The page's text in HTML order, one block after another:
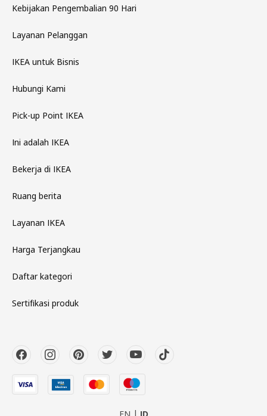
Kebijakan Pengembalian 90 Hari
Layanan Pelanggan
IKEA untuk Bisnis
Hubungi Kami
Pick-up Point IKEA
Ini adalah IKEA
Bekerja di IKEA
Ruang berita
Layanan IKEA
Harga Terjangkau
Daftar kategori
Sertifikasi produk